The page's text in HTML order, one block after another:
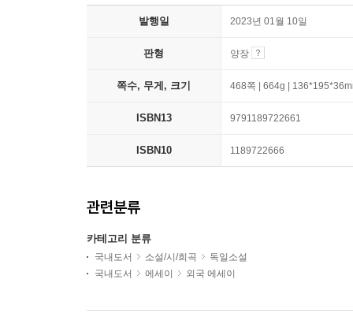
발행일 2023년 01월 10일
판형 양장
쪽수, 무게, 크기 468쪽 | 664g |
ISBN13 9791189722661
ISBN10 1189722666
관련분류
카테고리 분류
국내도서 소설/시/희곡
독일소설
국내도서
에세이 외국 에세이